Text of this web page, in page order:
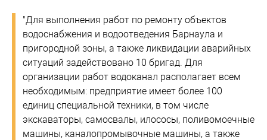
"Для выполнения работ по ремонту объектов
водоснабжения и водоотведения Барнаула и
пригородной зоны, а также ликвидации аварийных
ситуаций задействовано 10 бригад. Для
организации работ водоканал располагает всем
необходимым: предприятие имеет более 100
единиц специальной техники, в том числе
экскаваторы, самосвалы, илососы, поливомоечные
машины, каналопромывочные машины, а также